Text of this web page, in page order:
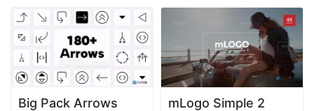
件
Big Pack Arrows
mLogo Simple 2